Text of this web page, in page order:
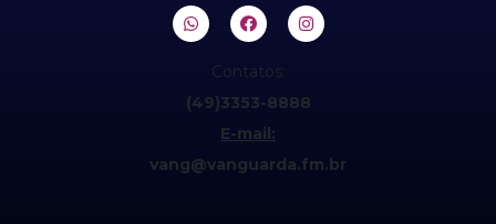
Contatos:
(49)3353-8888
E-mail:
vang@vanguarda.fm.br